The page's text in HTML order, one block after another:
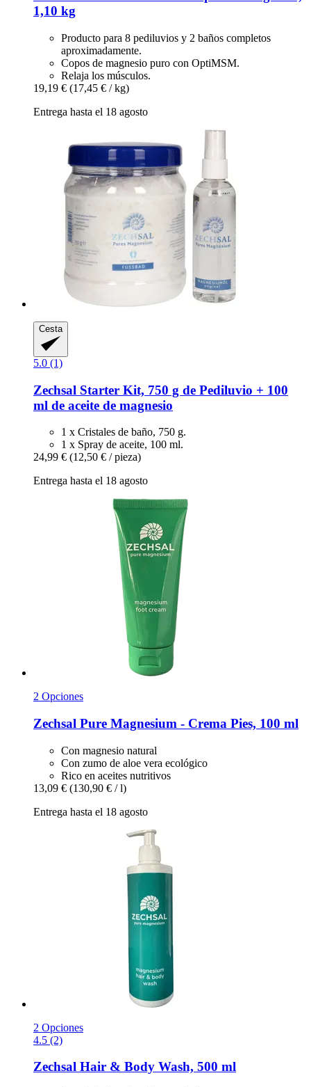
1,10 kg
Producto para 8 pediluvios y 2 baños completos
aproximadamente.
Copos de magnesio puro con OptiMSM.
Relaja los músculos.
19,19 € (17,45 € / kg)
Entrega hasta el 18 agosto
Cesta
5.0 (1)
Zechsal Starter Kit, 750 g de Pediluvio + 100
ml de aceite de magnesio
1 x Cristales de baño, 750 g.
1 x Spray de aceite, 100 ml.
24,99 € (12,50 € / pieza)
Entrega hasta el 18 agosto
2 Opciones
Zechsal Pure Magnesium -​ Crema Pies, 100 ml
Con magnesio natural
Con zumo de aloe vera ecológico
Rico en aceites nutritivos
13,09 € (130,90 € / l)
Entrega hasta el 18 agosto
2 Opciones
4.5 (2)
Zechsal Hair & Body Wash, 500 ml